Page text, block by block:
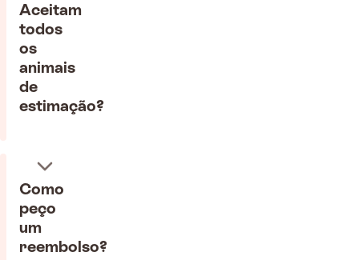
Aceitam
todos
os
animais
de
estimação?
Como
peço
um
reembolso?